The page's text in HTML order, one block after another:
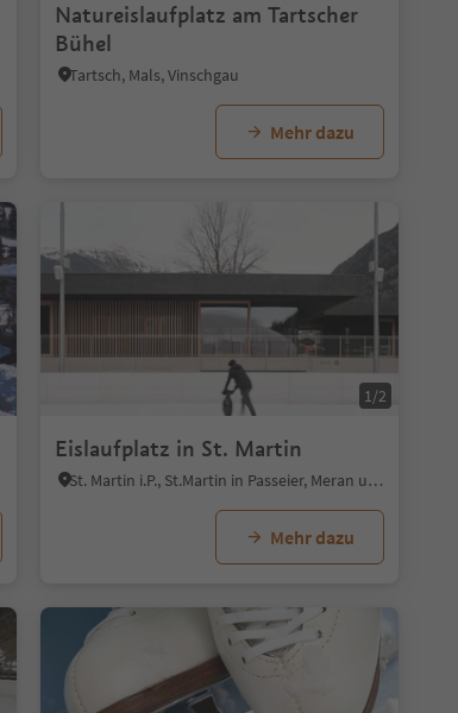
Natureislaufplatz am Tartscher
Bühel
Tartsch, Mals, Vinschgau
Mehr dazu
1/2
Eislaufplatz in St. Martin
St. Martin i.P., St.Martin in Passeier, Meran und Umgebung
Mehr dazu